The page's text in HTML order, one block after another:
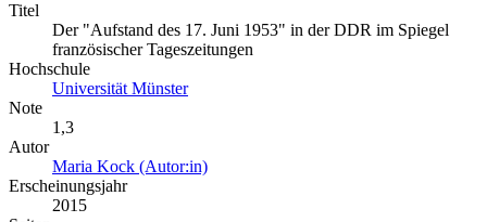
Titel
Der "Aufstand des 17. Juni 1953" in der DDR im Spiegel
französischer Tageszeitungen
Hochschule
Universität Münster
Note
1,3
Autor
Maria Kock (Autor:in)
Erscheinungsjahr
2015